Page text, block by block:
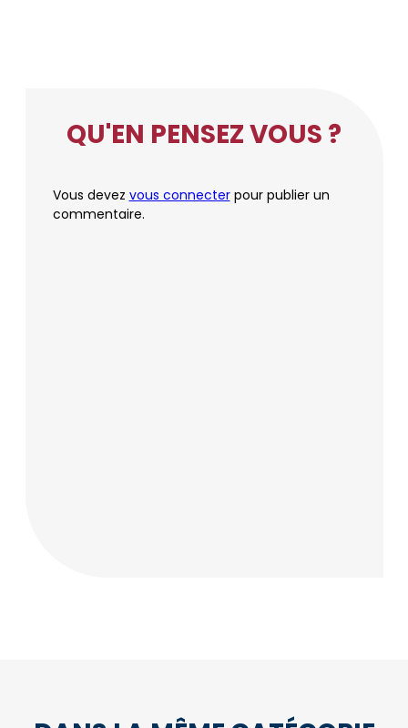
QU'EN PENSEZ VOUS ?
Vous devez vous connecterpour publier un
commentaire.